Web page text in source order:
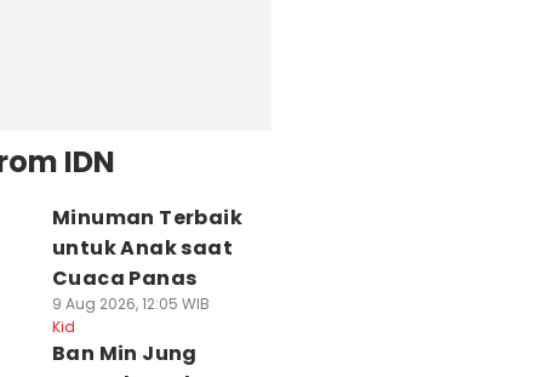
IDN
Minuman Terbaik
untuk Anak saat
Cuaca Panas
9 Aug 2026, 12:05 WIB
Kid
Ban Min Jung